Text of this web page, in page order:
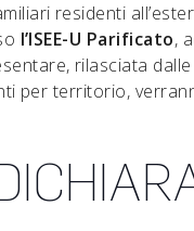
residenti
l’ISEE-U Parificato,
rilasciata
per territorio,